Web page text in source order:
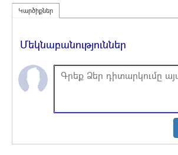
Կարծիքներ
Մեկնաբանություններ